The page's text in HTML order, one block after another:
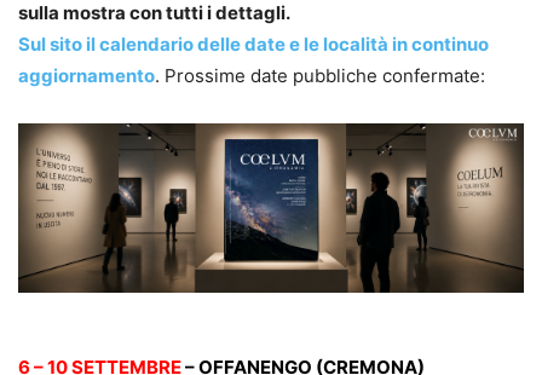
sulla mostra con tutti i dettagli.
Sul sito il calendario delle date e le località in continuo
aggiornamento. Prossime date pubbliche confermate:
6 – 10 SETTEMBRE– OFFANENGO (CREMONA)